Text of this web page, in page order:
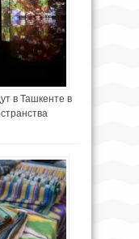
в Ташкенте в